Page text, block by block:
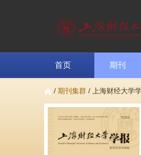
首页 期刊
/ 期刊集群 / 上海财经大学